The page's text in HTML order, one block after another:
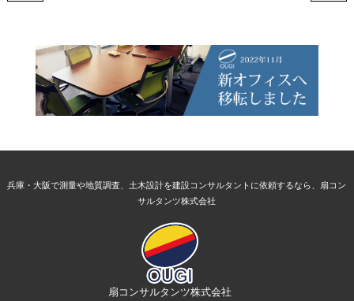
兵庫・大阪で測量や地質調査、土木設計を建設コンサルタントに依頼するなら、扇コン
サルタンツ株式会社
扇コンサルタンツ株式会社